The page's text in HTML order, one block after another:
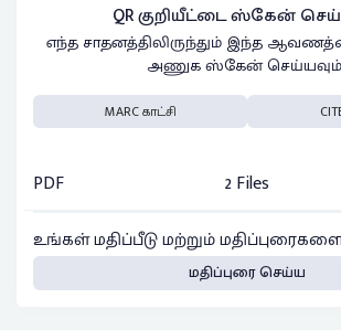
QR குறியீட்டை ஸ்கேன்
எந்த சாதனத்திலிருந்தும் இந்த
அணுக ஸ்கேன்
MARC காட்சி
PDF
2 Files
உங்கள் மதிப்பீடு மற்றும்
மதிப்புரை செய்ய